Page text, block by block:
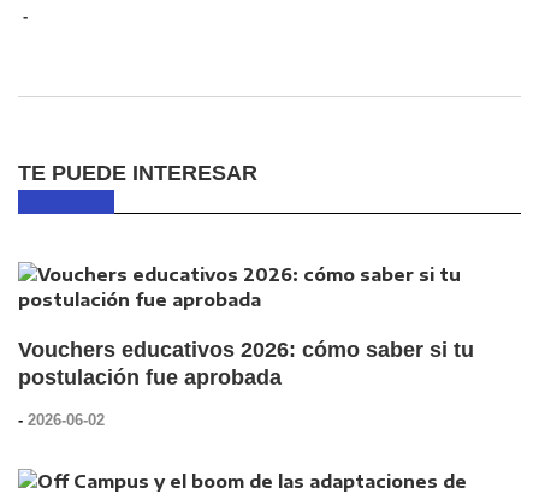
-
TE PUEDE INTERESAR
Vouchers educativos 2026: cómo saber si tu
postulación fue aprobada
- 2026-06-02